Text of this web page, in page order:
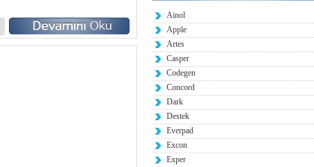
Ainol
Apple
Artes
Casper
Codegen
Concord
Dark
Destek
Everpad
Excon
Exper